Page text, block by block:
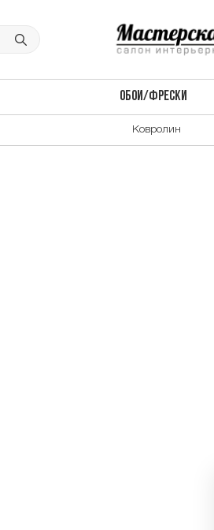
ОБОИ/ФРЕСКИ
Ковролин